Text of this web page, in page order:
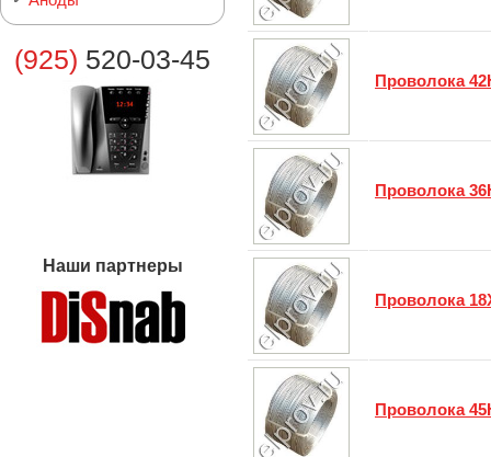
(925) 520-03-45
Наши партнеры
Проволока
Проволока
Проволока
Проволока